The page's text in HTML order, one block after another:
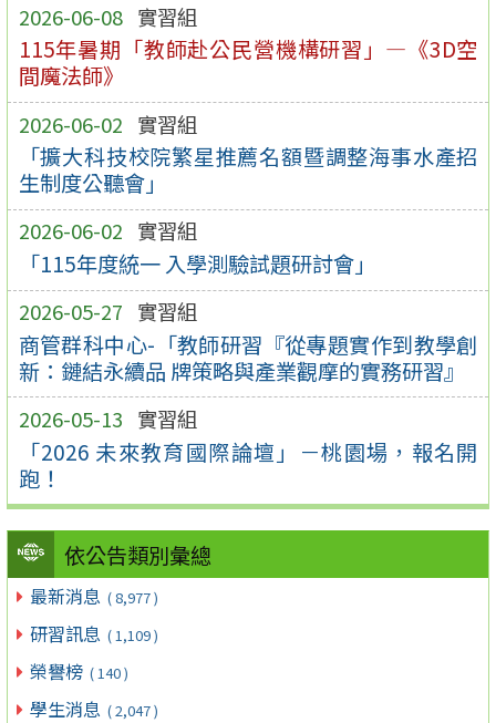
2026-06-08 實習組
115年暑期「教師赴公民營機構研習」—《3D空
間魔法師》
2026-06-02 實習組
「擴大科技校院繁星推薦名額暨調整海事水產招
生制度公聽會」
2026-06-02 實習組
「115年度統一 入學測驗試題研討會」
2026-05-27 實習組
商管群科中心-「教師研習『從專題實作到教學創
新：鏈結永續品 牌策略與產業觀摩的實務研習』
2026-05-13 實習組
「2026 未來教育國際論壇」－桃園場，報名開
跑！
依公告類別彙總
最新消息 ( 8,977 )
研習訊息 ( 1,109 )
榮譽榜 ( 140 )
學生消息 ( 2,047 )